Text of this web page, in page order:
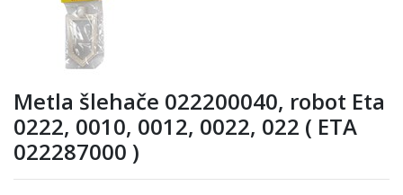
Metla šlehače 022200040, robot Eta
0222, 0010, 0012, 0022, 022 ( ETA
022287000 )